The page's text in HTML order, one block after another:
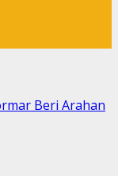
Beri Arahan